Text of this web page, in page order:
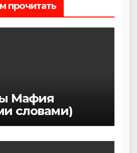
прочитать
Мафия
словами)